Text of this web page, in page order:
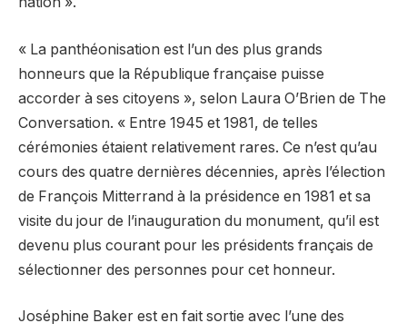
« La panthéonisation est l’un des plus grands
honneurs que la République française puisse
accorder à ses citoyens », selon Laura O’Brien de The
Conversation. « Entre 1945 et 1981, de telles
cérémonies étaient relativement rares. Ce n’est qu’au
cours des quatre dernières décennies, après l’élection
de François Mitterrand à la présidence en 1981 et sa
visite du jour de l’inauguration du monument, qu’il est
devenu plus courant pour les présidents français de
sélectionner des personnes pour cet honneur.
Joséphine Baker est en fait sortie avec l’une des